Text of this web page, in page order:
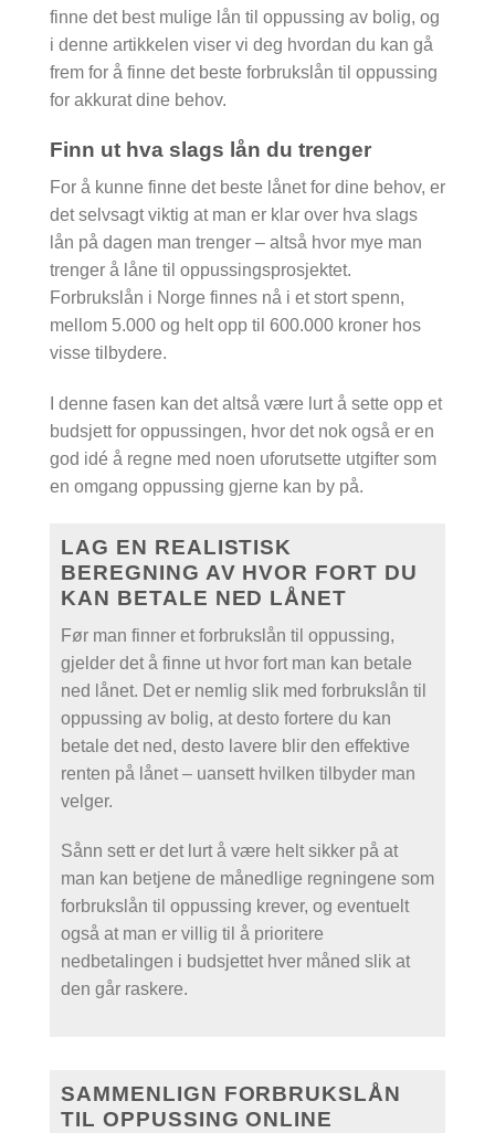
finne det best mulige lån til oppussing av bolig, og
i denne artikkelen viser vi deg hvordan du kan gå
frem for å finne det beste forbrukslån til oppussing
for akkurat dine behov.
Finn ut hva slags lån du trenger
For å kunne finne det beste lånet for dine behov, er
det selvsagt viktig at man er klar over hva slags
lån på dagen man trenger – altså hvor mye man
trenger å låne til oppussingsprosjektet.
Forbrukslån i Norge finnes nå i et stort spenn,
mellom 5.000 og helt opp til 600.000 kroner hos
visse tilbydere.
I denne fasen kan det altså være lurt å sette opp et
budsjett for oppussingen, hvor det nok også er en
god idé å regne med noen uforutsette utgifter som
en omgang oppussing gjerne kan by på.
LAG EN REALISTISK
BEREGNING AV HVOR FORT DU
KAN BETALE NED LÅNET
Før man finner et forbrukslån til oppussing,
gjelder det å finne ut hvor fort man kan betale
ned lånet. Det er nemlig slik med forbrukslån til
oppussing av bolig, at desto fortere du kan
betale det ned, desto lavere blir den effektive
renten på lånet – uansett hvilken tilbyder man
velger.
Sånn sett er det lurt å være helt sikker på at
man kan betjene de månedlige regningene som
forbrukslån til oppussing krever, og eventuelt
også at man er villig til å prioritere
nedbetalingen i budsjettet hver måned slik at
den går raskere.
SAMMENLIGN FORBRUKSLÅN
TIL OPPUSSING ONLINE